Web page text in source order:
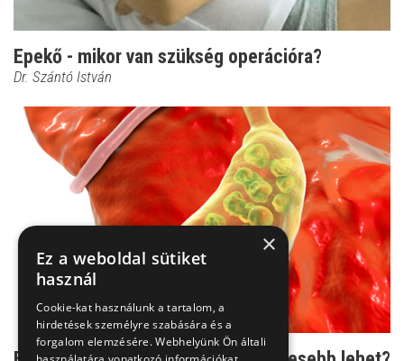
Epekő - mikor van szükség operációra?
Dr. Szántó István
×
Ez a weboldal sütiket
használ
Cookie-kat használunk a tartalom, a
hirdetések személyre szabására és a
forgalom elemzésére. Webhelyünk Ön általi